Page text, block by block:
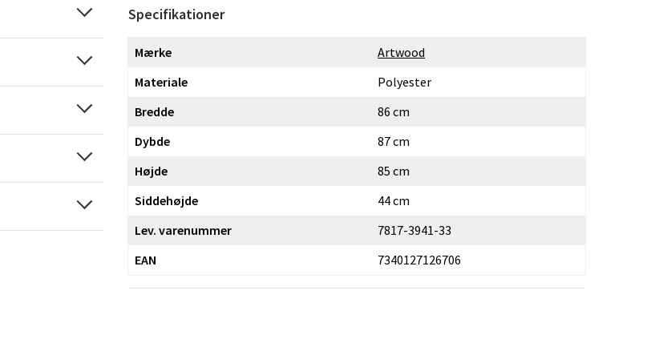
Specifikationer
Mærke
Artwood
Materiale
Polyester
Bredde
86 cm
Dybde
87 cm
Højde
85 cm
Siddehøjde
44 cm
Lev. varenummer
7817-3941-33
EAN
7340127126706